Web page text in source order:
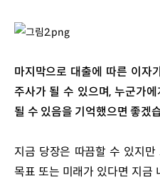
마지막으로 대출에 따른 이자
주사가 될 수 있으며, 누군가
될 수 있음을 기억했으면 좋겠
지금 당장은 따끔할 수 있지
목표 또는 미래가 있다면 지금